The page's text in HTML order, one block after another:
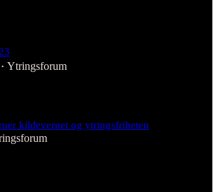
• Ytringsforum
kildevernet og ytringsfriheten